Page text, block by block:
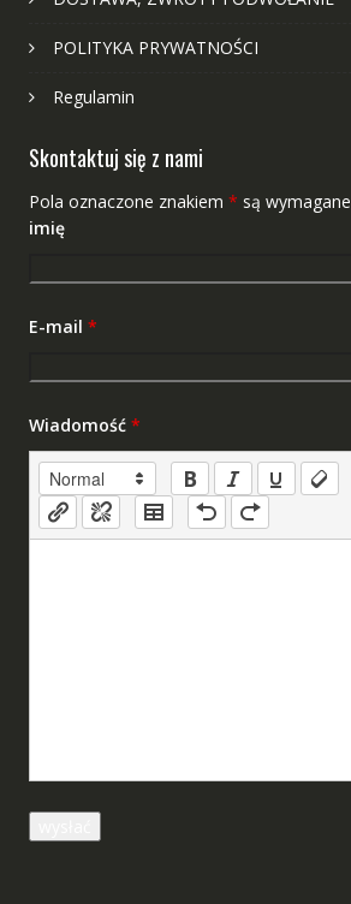
POLITYKA PRYWATNOŚCI
Regulamin
Skontaktuj się z nami
Pola oznaczone znakiem * są wymagane
imię
E-mail *
Wiadomość *